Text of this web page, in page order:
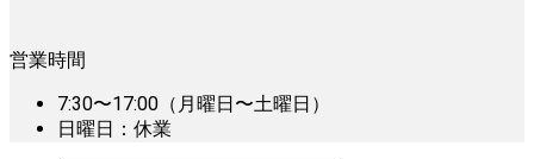
営業時間
7:30〜17:00（月曜日〜土曜日）
日曜日：休業